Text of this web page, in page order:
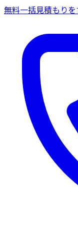
無料一括見積もりを